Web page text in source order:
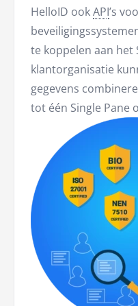
HelloID ookAPI’s
te koppelen aan het
klantorganisatie
gegevens
tot één Single Pane